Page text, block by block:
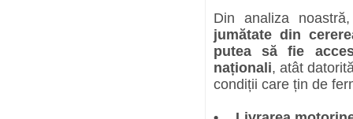
Din analiza
jumătate din
putea să fie
naționali, atât
condiții care țin de